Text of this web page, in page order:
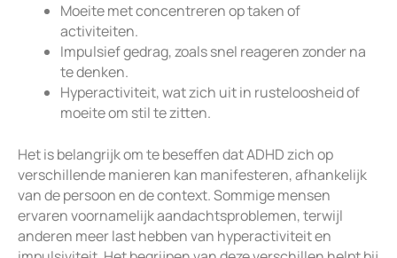
Moeite met concentreren op taken of
activiteiten.
Impulsief gedrag, zoals snel reageren zonder na
te denken.
Hyperactiviteit, wat zich uit in rusteloosheid of
moeite om stil te zitten.
Het is belangrijk om te beseffen dat ADHD zich op
verschillende manieren kan manifesteren, afhankelijk
van de persoon en de context. Sommige mensen
ervaren voornamelijk aandachtsproblemen, terwijl
anderen meer last hebben van hyperactiviteit en